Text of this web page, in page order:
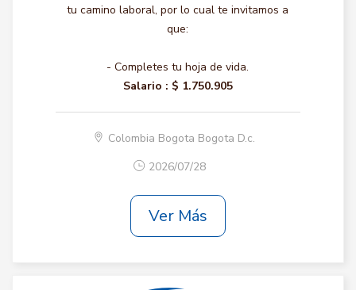
tu camino laboral, por lo cual te invitamos a
que:
- Completes tu hoja de vida.
Salario : $ 1.750.905
Colombia Bogota Bogota D.c.
2026/07/28
Ver Más